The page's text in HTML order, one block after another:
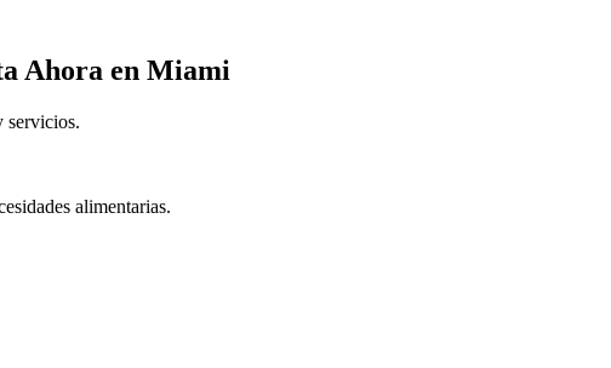
Ahora en Miami
servicios.
alimentarias.